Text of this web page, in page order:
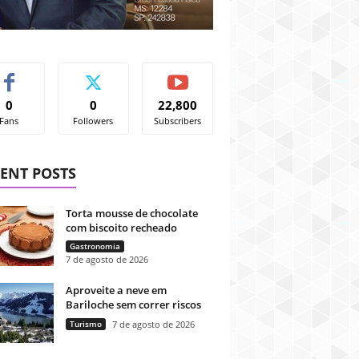
0
Fans
0
Followers
22,800
Subscribers
POSTS
Torta mousse de chocolate
com biscoito recheado
Gastronomia
7 de agosto de 2026
Aproveite a neve em
Bariloche sem correr riscos
Turismo 7 de agosto de 2026